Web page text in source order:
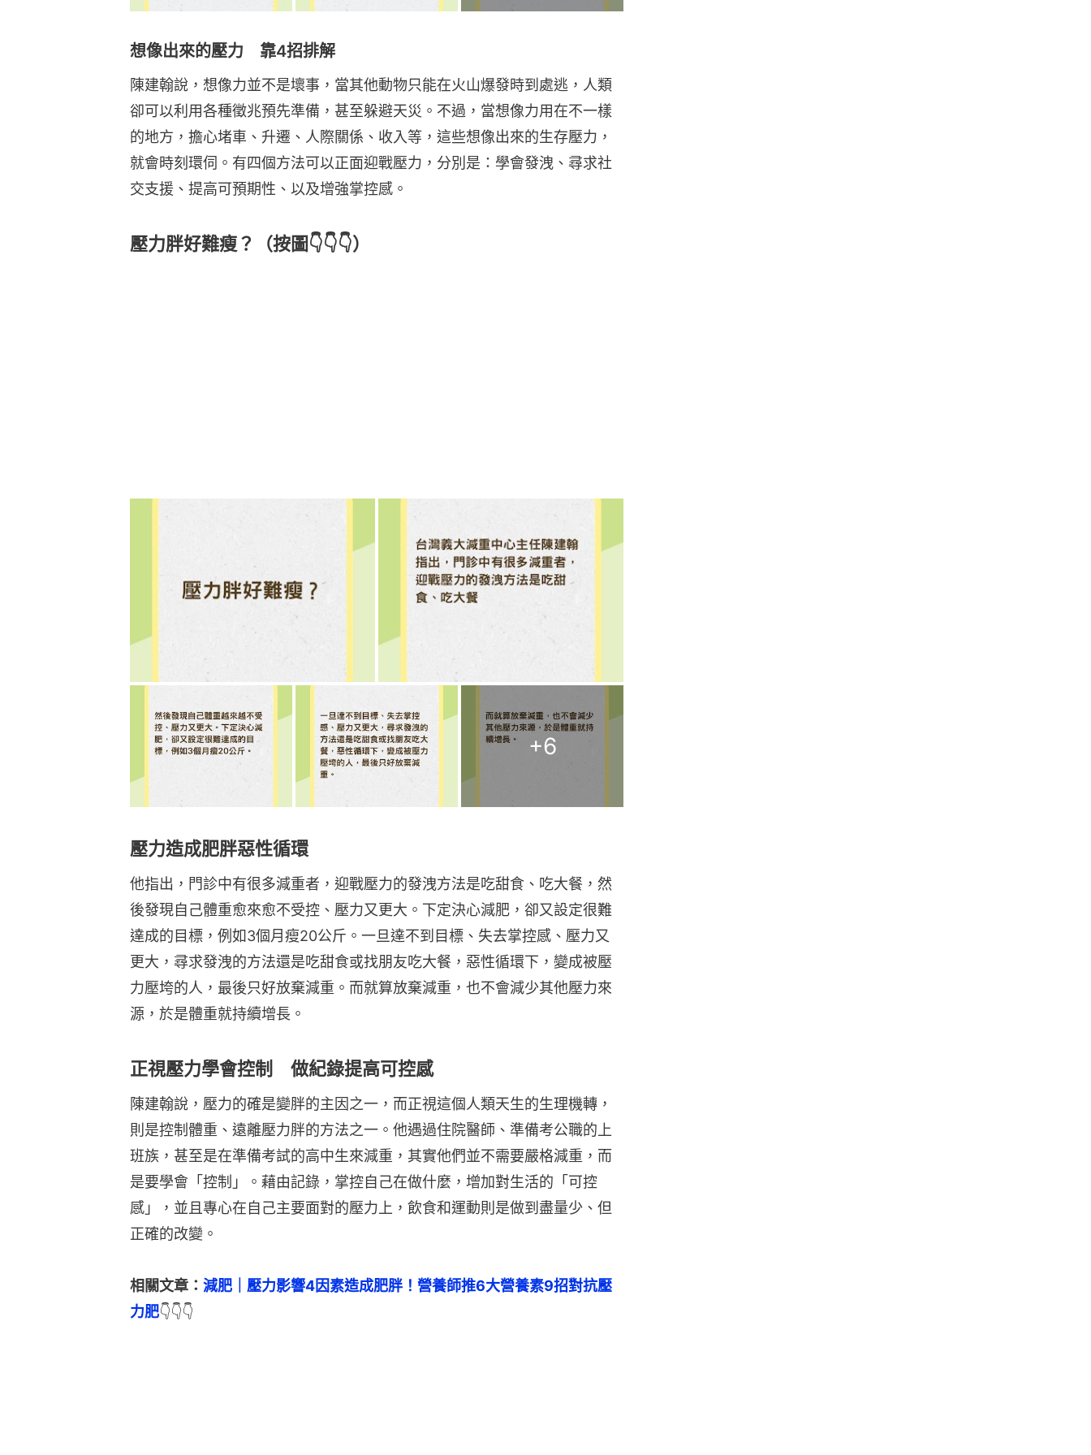
想像出來的壓力 靠4招排解
陳建翰說，想像力並不是壞事，當其他動物只能在火山爆發時到處逃，人類
卻可以利用各種徵兆預先準備，甚至躲避天災。不過，當想像力用在不一樣
的地方，擔心堵車、升遷、人際關係、收入等，這些想像出來的生存壓力，
就會時刻環伺。有四個方法可以正面迎戰壓力，分別是：學會發洩、尋求社
交支援、提高可預期性、以及增強掌控感。
壓力胖好難瘦？（按圖👇👇👇）
+6
壓力造成肥胖惡性循環
他指出，門診中有很多減重者，迎戰壓力的發洩方法是吃甜食、吃大餐，然
後發現自己體重愈來愈不受控、壓力又更大。下定決心減肥，卻又設定很難
達成的目標，例如3個月瘦20公斤。一旦達不到目標、失去掌控感、壓力又
更大，尋求發洩的方法還是吃甜食或找朋友吃大餐，惡性循環下，變成被壓
力壓垮的人，最後只好放棄減重。而就算放棄減重，也不會減少其他壓力來
源，於是體重就持續增長。
正視壓力學會控制 做紀錄提高可控感
陳建翰說，壓力的確是變胖的主因之一，而正視這個人類天生的生理機轉，
則是控制體重、遠離壓力胖的方法之一。他遇過住院醫師、準備考公職的上
班族，甚至是在準備考試的高中生來減重，其實他們並不需要嚴格減重，而
是要學會「控制」。藉由記錄，掌控自己在做什麼，增加對生活的「可控
感」，並且專心在自己主要面對的壓力上，飲食和運動則是做到盡量少、但
正確的改變。
相關文章： 減肥｜壓力影響4因素造成肥胖！營養師推6大營養素9招對抗壓
力肥👇👇👇